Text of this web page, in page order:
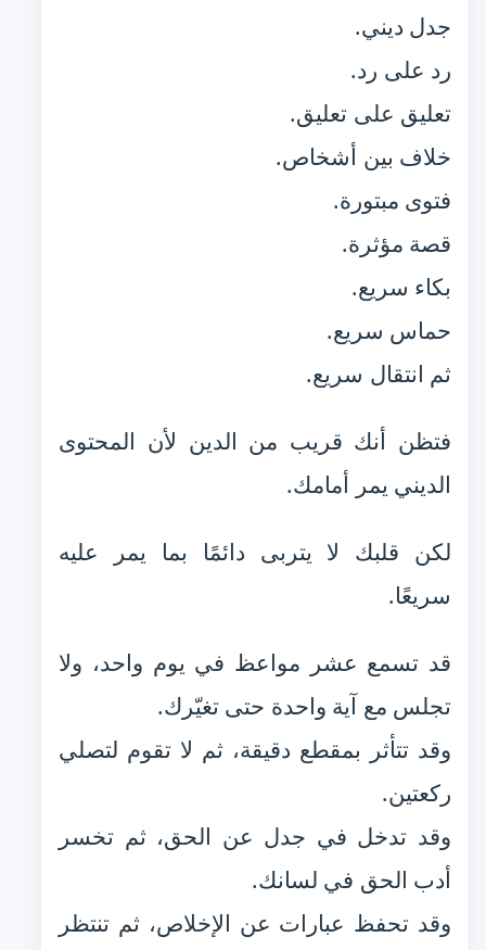
جدل ديني.
رد على رد.
تعليق على تعليق.
خلاف بين أشخاص.
فتوى مبتورة.
قصة مؤثرة.
بكاء سريع.
حماس سريع.
ثم انتقال سريع.
فتظن أنك قريب من الدين لأن المحتوى
الديني يمر أمامك.
لكن قلبك لا يتربى دائمًا بما يمر عليه
سريعًا.
قد تسمع عشر مواعظ في يوم واحد، ولا
تجلس مع آية واحدة حتى تغيّرك.
وقد تتأثر بمقطع دقيقة، ثم لا تقوم لتصلي
ركعتين.
وقد تدخل في جدل عن الحق، ثم تخسر
أدب الحق في لسانك.
وقد تحفظ عبارات عن الإخلاص، ثم تنتظر